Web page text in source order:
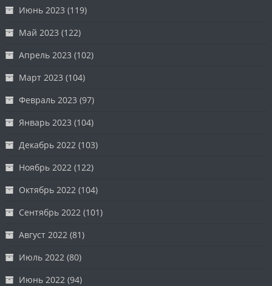
Июнь 2023 (119)
Май 2023 (122)
Апрель 2023 (102)
Март 2023 (104)
Февраль 2023 (97)
Январь 2023 (104)
Декабрь 2022 (103)
Ноябрь 2022 (122)
Октябрь 2022 (104)
Сентябрь 2022 (101)
Август 2022 (81)
Июль 2022 (80)
Июнь 2022 (94)